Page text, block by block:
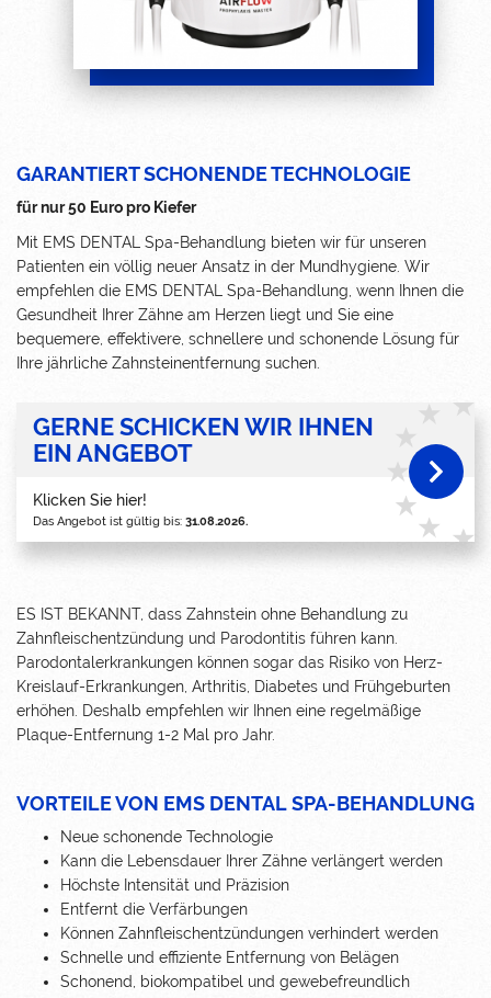
GARANTIERT SCHONENDE TECHNOLOGIE
für nur 50 Euro pro Kiefer
Mit EMS DENTAL Spa-Behandlung bieten wir für unseren
Patienten ein völlig neuer Ansatz in der Mundhygiene. Wir
empfehlen die EMS DENTAL Spa-Behandlung, wenn Ihnen die
Gesundheit Ihrer Zähne am Herzen liegt und Sie eine
bequemere, effektivere, schnellere und schonende Lösung für
Ihre jährliche Zahnsteinentfernung suchen.
GERNE SCHICKEN WIR IHNEN
EIN ANGEBOT
Klicken Sie hier!
Das Angebot ist gültig bis: 31.08.2026.
ES IST BEKANNT, dass Zahnstein ohne Behandlung zu
Zahnfleischentzündung und Parodontitis führen kann.
Parodontalerkrankungen können sogar das Risiko von Herz-
Kreislauf-Erkrankungen, Arthritis, Diabetes und Frühgeburten
erhöhen. Deshalb empfehlen wir Ihnen eine regelmäßige
Plaque-Entfernung 1-2 Mal pro Jahr.
VORTEILE VON EMS DENTAL SPA-BEHANDLUNG
Neue schonende Technologie
Kann die Lebensdauer Ihrer Zähne verlängert werden
Höchste Intensität und Präzision
Entfernt die Verfärbungen
Können Zahnfleischentzündungen verhindert werden
Schnelle und effiziente Entfernung von Belägen
Schonend, biokompatibel und gewebefreundlich